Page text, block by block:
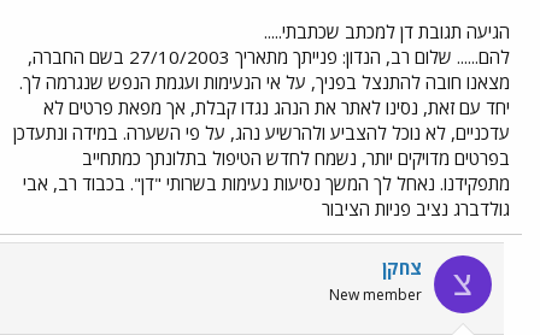
הגיעה תגובת דן למכתב שכתבתי.....
להם...... שלום רב, הנדון: פנייתך מתאריך 27/10/2003 בשם החברה,
מצאנו חובה להתנצל בפניך, על אי הנעימות ועגמת הנפש שנגרמה לך.
יחד עם זאת, נסינו לאתר את הנהג נגדו קבלת, אך מפאת פרטים לא
עדכניים, לא נוכל להצביע ולהרשיע נהג, על פי השערה. במידה ונתעדכן
בפרטים מדויקים יותר, נשמח לחדש הטיפול בתלונתך כמתחייב
מתפקידנו. נאחל לך המשך נסיעות נעימות בשרותי "דן". בכבוד רב, אבי
גולדברג נציב פניות הציבור
צ צחקן
New member